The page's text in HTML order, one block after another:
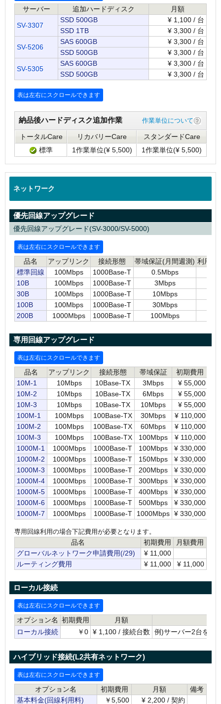
サーバー 追加ハードディスク 月額
SV-3307
SSD 500GB ¥ 1,100 / 台
SSD 1TB
¥ 3,300 / 台
SV-5206
SAS 600GB ¥ 3,300 / 台
SSD 500GB
¥ 3,300 / 台
SV-5305
SAS 600GB ¥ 3,300 / 台
SSD 500GB
¥ 3,300 / 台
納品後ハードディスク追加作業 作業単位について
トータルCare リカバリーCare
スタンダードCare
標準
1作業単位(¥5,500) 1作業単位(¥ 5,500)
ネットワーク
優先回線アップグレード
優先回線アップグレード(SV-3000/SV-5000)
品名 アップリンク 接続形態 帯域保証(月間週測) 利用目
標準回線
100Mbps 1000Base-T 0.5Mbps
10B
100Mbps 1000Base-T 3Mbps
30B
100Mbps 1000Base-T 10Mbps
100B
100Mbps 1000Base-T 30Mbps
200B
1000Mbps 1000Base-T 100Mbps
専用回線アップグレード
品名 アップリンク 接続形態 帯域保証 初期費用
10M-1
10Mbps 10Base-TX 3Mbps ¥ 55,000
10M-2
10Mbps 10Base-TX 6Mbps ¥ 55,000
10M-3
10Mbps 10Base-TX 10Mbps ¥ 55,000
100M-1
100Mbps 100Base-TX 30Mbps ¥ 110,000
100M-2
100Mbps 100Base-TX 60Mbps ¥ 110,000
100M-3
100Mbps 100Base-TX 100Mbps ¥ 110,000
1000M-1
1000Mbps 1000Base-T 100Mbps ¥ 330,000
1000M-2
1000Mbps 1000Base-T 150Mbps ¥ 330,000
1000M-3
1000Mbps 1000Base-T 200Mbps ¥ 330,000
1000M-4
1000Mbps 1000Base-T 300Mbps ¥ 330,000
1000M-5
1000Mbps 1000Base-T 400Mbps ¥ 330,000
1000M-6
1000Mbps 1000Base-T 500Mbps ¥ 330,000
1000M-7
1000Mbps 1000Base-T 1000Mbps ¥ 330,000
専用回線利用の場合下記費用が必要となります。
品名 初期費用
月額費用
グローバルネットワーク申請費用(/29)
¥ 11,000
ルーティング費用
¥ 11,000 ¥ 11,000
ローカル接続
オプション名 初期費用
月額
ローカル接続
￥0 ¥ 1,100 / 接続台数 例)サーバー2台をロ
ハイブリッド接続(L2共有ネットワーク)
オプション名 初期費用 月額
備考
基本料金(回線利用料)
￥5,500 ¥ 2,200 / 契約